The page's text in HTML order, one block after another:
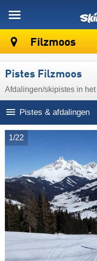
Filzmoos
Pistes Filzmoos
Afdalingen/​skipistes in het
Pistes & afdalingen
1/22